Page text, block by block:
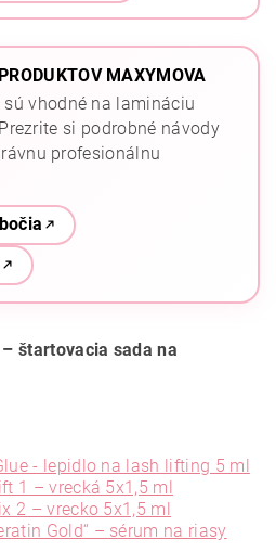
MAXYMOVA
sú vhodné na lamináciu
si podrobné návody
profesionálnu
štartovacia sada na
- lepidlo na lash lifting 5 ml
1 – vrecká 5x1,5 ml
2 – vrecko 5x1,5 ml
Gold“ – sérum na riasy